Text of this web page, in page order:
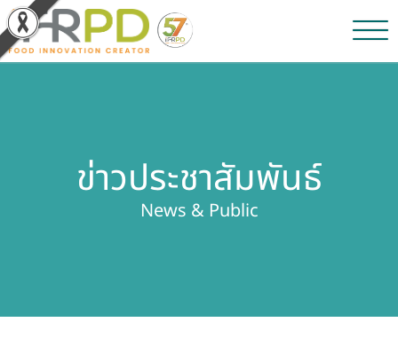
ผลิตภัณฑ์และจำหน่าย
เกี่ยวกับสถาบัน
ข่าวประชาสัมพันธ์
News & Public